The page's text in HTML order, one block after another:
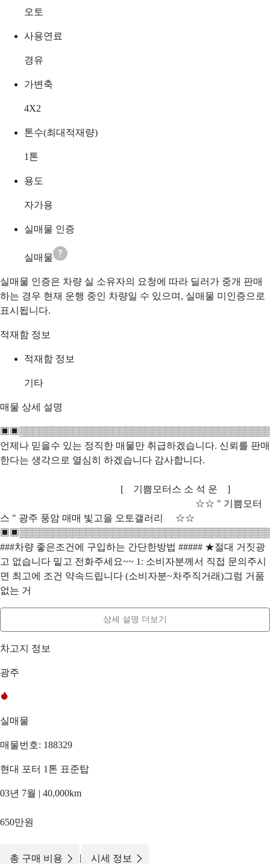
오토
사용연료
경유
가변축
4X2
톤수(최대적재량)
1 톤
용도
자가용
실매물 인증
실매물
실매물 인증은 차량 실 소유자의 요청에 따라 딜러가 중개 판매
하는 경우 현재 운행 중인 차량일 수 있으며, 실매물 미인증으로
표시됩니다.
적재함 정보
적재함 정보
기타
매물 상세 설명
언제나 믿을수 있는 정직한 매물만 취급하겠습니다. 신뢰를 판매
한다는 생각으로 열심히 하겠습니다 감사합니다.
[ 기쁨모터스 소 석 운 ]
☆☆ " 기쁨모터
스 " 광주 풍암 매매 빛고을 오토갤러리 ☆☆
###차량 좋은조건에 구입하는 간단한방법 ##### ★절대 거짓광
고 없습니다 밑고 전화주세요~~ 1: 소비자분께서 직접 문의주시
면 최고에 조건 약속드립니다 (소비자분~차주직거래)그럼 거품
없는 거
상세 설명 더보기
차고지 정보
광주
실매물
매물번호: 188329
현대 포터 1톤 표준탑
03년 7월 | 40,000km
650만원
총 구매 비용 | 시세 정보